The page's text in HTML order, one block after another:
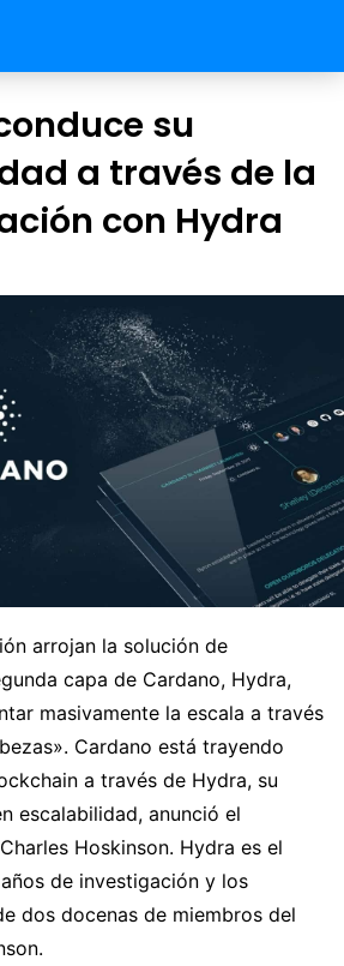
su
a través de la
con Hydra
arrojan la solución de
capa de Cardano, Hydra,
masivamente la escala a través
Cardano está trayendo
a través de Hydra, su
escalabilidad, anunció el
Hoskinson. Hydra es el
de investigación y los
dos docenas de miembros del